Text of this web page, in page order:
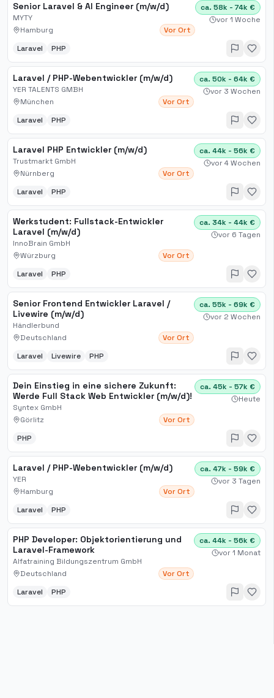
Senior Laravel & AI Engineer (m/w/d)
MYTY
Hamburg
Vor Ort
ca. 58k - 74k €
vor 1 Woche
Laravel PHP
Laravel / PHP-Webentwickler (m/w/d)
YER TALENTS GMBH
München
Vor Ort
ca. 50k - 64k €
vor 3 Wochen
Laravel PHP
Laravel PHP Entwickler (m/w/d)
Trustmarkt GmbH
Nürnberg
Vor Ort
ca. 44k - 56k €
vor 4 Wochen
Laravel PHP
Werkstudent: Fullstack-Entwickler
Laravel (m/w/d)
InnoBrain GmbH
Würzburg
Vor Ort
ca. 34k - 44k €
vor 6 Tagen
Laravel PHP
Senior Frontend Entwickler Laravel /
Livewire (m/w/d)
Händlerbund
Deutschland
Vor Ort
ca. 55k - 69k €
vor 2 Wochen
Laravel Livewire PHP
Dein Einstieg in eine sichere Zukunft:
Werde Full Stack Web Entwickler (m/w/d)!
Syntex GmbH
Görlitz
Vor Ort
ca. 45k - 57k €
Heute
PHP
Laravel / PHP-Webentwickler (m/w/d)
YER
Hamburg
Vor Ort
ca. 47k - 59k €
vor 3 Tagen
Laravel PHP
PHP Developer: Objektorientierung und
Laravel-Framework
Alfatraining Bildungszentrum GmbH
Deutschland
Vor Ort
ca. 44k - 56k €
vor 1 Monat
Laravel PHP